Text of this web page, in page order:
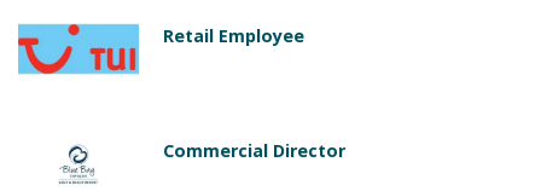
Retail Employee
Commercial Director